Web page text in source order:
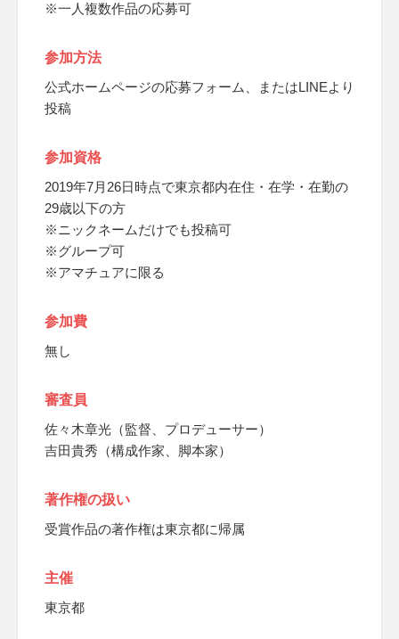
※一人複数作品の応募可
参加方法
公式ホームページの応募フォーム、またはLINEより
投稿
参加資格
2019年7月26日時点で東京都内在住・在学・在勤の
29歳以下の方
※ニックネームだけでも投稿可
※グループ可
※アマチュアに限る
参加費
無し
審査員
佐々木章光（監督、プロデューサー）
吉田貴秀（構成作家、脚本家）
著作権の扱い
受賞作品の著作権は東京都に帰属
主催
東京都